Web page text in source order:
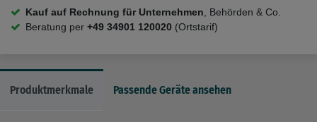
Kauf auf Rechnung für Unternehmen , Behörden & Co.
Beratung per +49 34901 120020 (Ortstarif)
Produktmerkmale Passende Geräte ansehen